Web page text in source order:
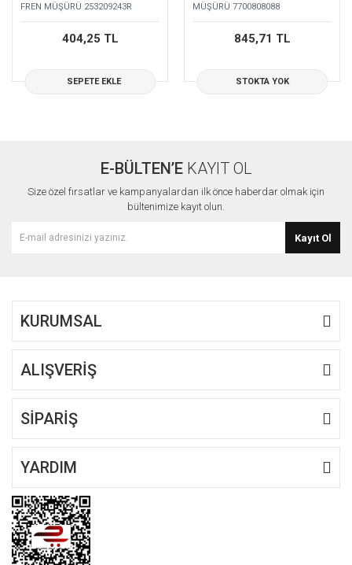
FREN MÜŞÜRÜ 253209243R
404,25 TL
SEPETE EKLE
MÜŞÜRÜ 7700808088
845,71 TL
STOKTA YOK
E-BÜLTEN’EKAYIT OL
Size özel fırsatlar ve kampanyalardan ilk önce haberdar olmak için
bültenimize kayıt olun.
Kayıt Ol
KURUMSAL
ALIŞVERİŞ
SİPARİŞ
YARDIM